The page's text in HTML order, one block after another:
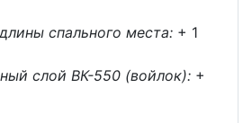
спального места: + 1
слой ВК-550 (войлок): +